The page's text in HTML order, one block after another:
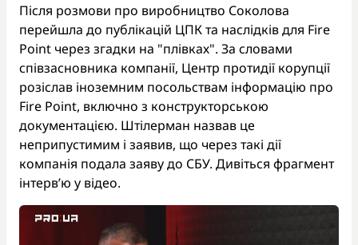
Після розмови про виробництво Соколова
перейшла до публікацій ЦПК та наслідків для Fire
Point через згадки на "плівках". За словами
співзасновника компанії, Центр протидії корупції
розіслав іноземним посольствам інформацію про
Fire Point, включно з конструкторською
документацією. Штілерман назвав це
неприпустимим і заявив, що через такі дії
компанія подала заяву до СБУ. Дивіться фрагмент
інтервʼю у відео.